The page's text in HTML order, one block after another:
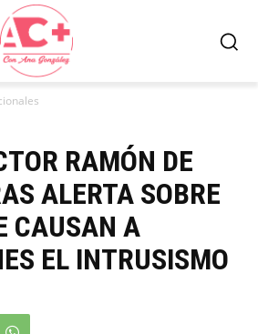
RAMÓN DE
ALERTA SOBRE
CAUSAN A
EL INTRUSISMO